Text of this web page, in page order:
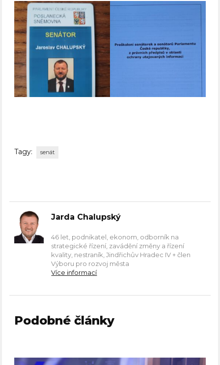
Tagy: senát
Jarda Chalupský
46 let, podnikatel, ekonom, odborník na
strategické řízení, zavádění změny a řízení
kvality, nestraník, Jindřichův Hradec IV + člen
Výboru pro rozvoj města
Více informací
Podobné články